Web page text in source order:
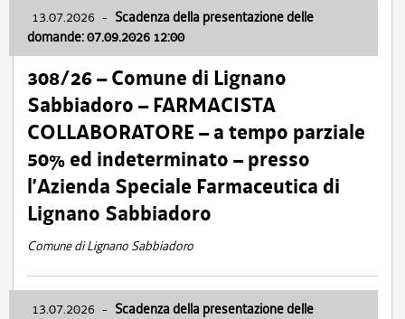
13.07.2026 - Scadenza della presentazione delle
domande: 07.09.2026 12:00
308/26 – Comune di Lignano
Sabbiadoro – FARMACISTA
COLLABORATORE – a tempo parziale
50% ed indeterminato – presso
l’Azienda Speciale Farmaceutica di
Lignano Sabbiadoro
Comune di Lignano Sabbiadoro
13.07.2026 - Scadenza della presentazione delle